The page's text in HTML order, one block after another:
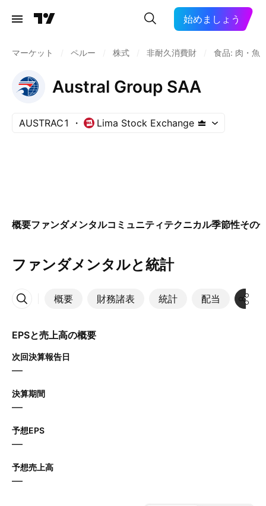
始めましょう
マーケット ペルー 株式 非耐久消費財 食品: 肉・魚
Austral Group SAA
AUSTRAC1 Lima Stock Exchange
概要ファンダメンタルコミュニティテクニカル季節性その
ファンダメンタルと統計
概要 財務諸表 統計 配当 決算
その他
EPSと売上高の概要
次回決算報告日
—
決算期間
—
予想EPS
—
予想売上高
—